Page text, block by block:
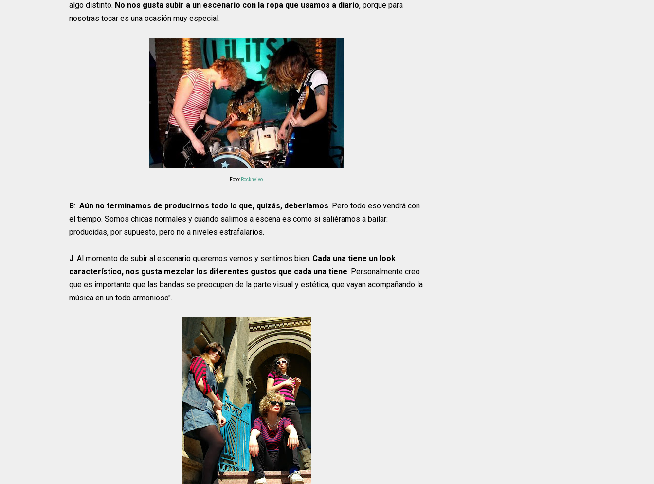
algo distinto. No nos gusta subir a un escenario con la ropa que usamos a diario, porque para
nosotras tocar es una ocasión muy especial.
Foto: Rocknvivo
B: Aún no terminamos de producirnos todo lo que, quizás, deberíamos. Pero todo eso vendrá con
el tiempo. Somos chicas normales y cuando salimos a escena es como si saliéramos a bailar:
producidas, por supuesto, pero no a niveles estrafalarios.
J: Al momento de subir al escenario queremos vernos y sentirnos bien. Cada una tiene un look
característico, nos gusta mezclar los diferentes gustos que cada una tiene. Personalmente creo
que es importante que las bandas se preocupen de la parte visual y estética, que vayan acompañando la
música en un todo armonioso".